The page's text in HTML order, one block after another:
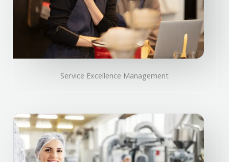
Service Excellence Management